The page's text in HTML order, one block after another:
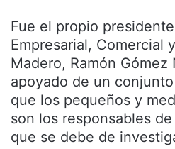
Fue el propio
Empresarial, Comercial
Madero, Ramón Gómez
apoyado de un
que los pequeños y
son los responsables
que se debe de